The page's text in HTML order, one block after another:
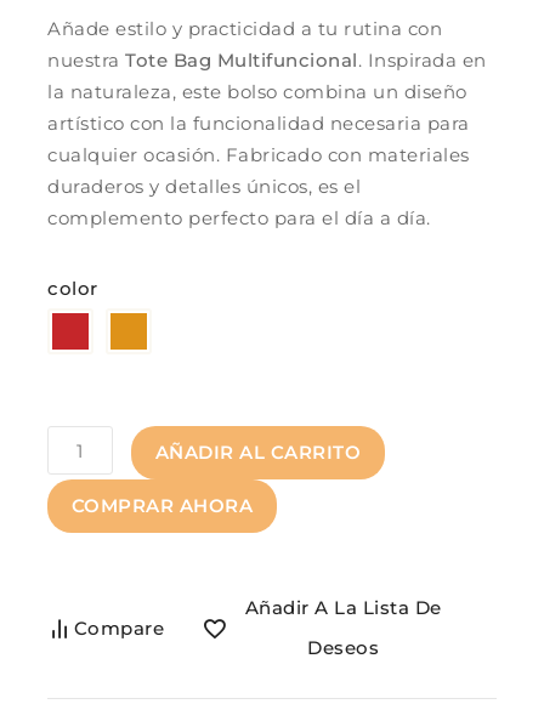
en su carrito.
Añade estilo y practicidad a tu rutina con
nuestra Tote Bag Multifuncional. Inspirada en
la naturaleza, este bolso combina un diseño
artístico con la funcionalidad necesaria para
cualquier ocasión. Fabricado con materiales
duraderos y detalles únicos, es el
complemento perfecto para el día a día.
color
AÑADIR AL CARRITO
COMPRAR AHORA
Compare
Añadir A La Lista De
Deseos